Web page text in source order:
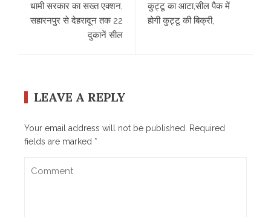
धामी सरकार का सख्त एक्शन,
सहारनपुर से देहरादून तक 22
दुकानें सील
कुट्टू का आटा,सील पैक में
होगी कुट्टू की बिक्री,
LEAVE A REPLY
Your email address will not be published.
Required
fields are marked *